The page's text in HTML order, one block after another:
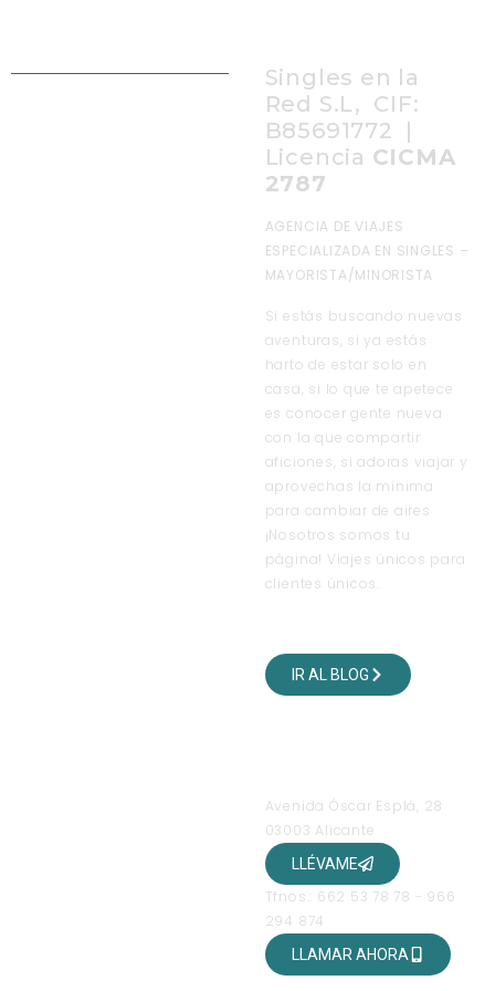
Singles en la
Red S.L, CIF:
B85691772 |
Licencia CICMA
2787
AGENCIA DE VIAJES
ESPECIALIZADA EN SINGLES –
MAYORISTA/MINORISTA
Si estás buscando nuevas
aventuras, si ya estás
harto de estar solo en
casa, si lo que te apetece
es conocer gente nueva
con la que compartir
aficiones, si adoras viajar y
aprovechas la mínima
para cambiar de aires
¡Nosotros somos tu
página! Viajes únicos para
clientes únicos.
IR AL BLOG
Avenida Óscar Esplá, 28
03003 Alicante
LLÉVAME
Tfnos.: 662 53 78 78 - 966
294 874
LLAMAR AHORA